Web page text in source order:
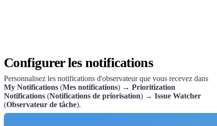
Configurer les notifications
Personnalisez les notifications d'observateur que vous recevez dans
My Notifications (Mes notifications) → Prioritization
Notifications (Notifications de priorisation) → Issue Watcher
(Observateur de tâche).